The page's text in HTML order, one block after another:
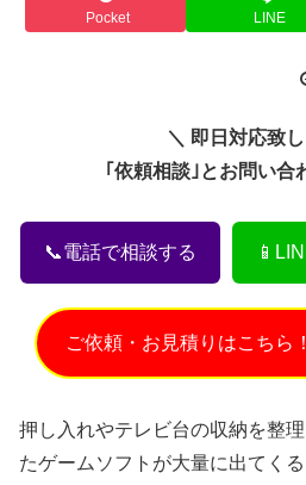
Pocket LINE
＼ 即日対応致
｢依頼相談｣とお問い合
📞電話で相談する
ご依頼・お見積りはこちら
押し入れやテレビ台の収納を整
たゲームソフトが大量に出てくる